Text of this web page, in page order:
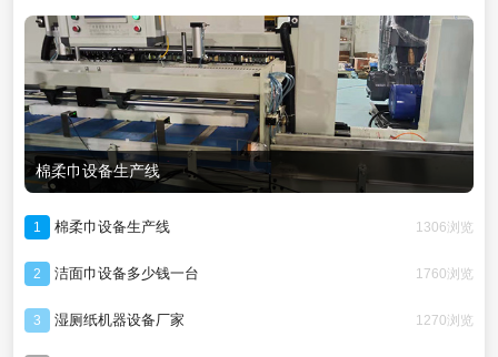
棉柔巾设备生产线
1 棉柔巾设备生产线 1306浏览
2 洁面巾设备多少钱一台 1760浏览
3 湿厕纸机器设备厂家 1270浏览